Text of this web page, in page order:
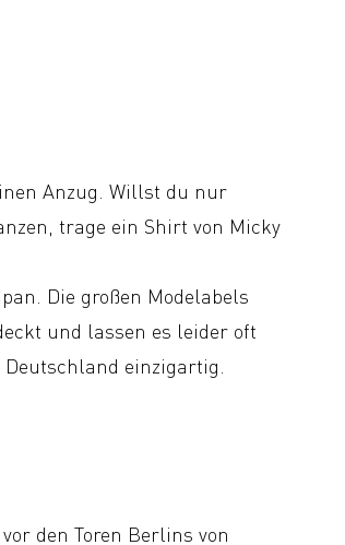
Anzug. Willst du nur
trage ein Shirt von Micky
Die großen Modelabels
und lassen es leider oft
einzigartig.
den Toren Berlins von